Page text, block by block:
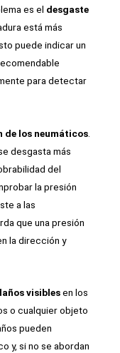
es el desgaste
está más
puede indicar un
para detectar
de los neumáticos
desgasta más
del
la presión
a las
que una presión
la dirección y
visiblesen los
o cualquier objeto
pueden
y, si no se abordan